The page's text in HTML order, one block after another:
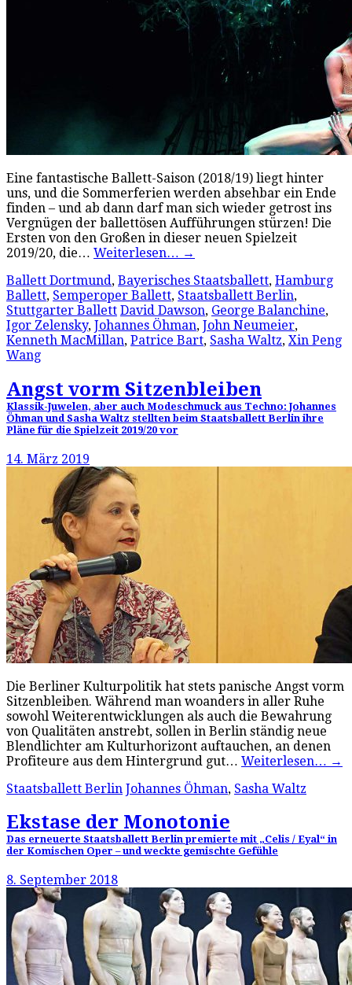
Eine fantastische Ballett-Saison (2018/19) liegt hinter
uns, und die Sommerferien werden absehbar ein Ende
finden – und ab dann darf man sich wieder getrost ins
Vergnügen der ballettösen Aufführungen stürzen! Die
Ersten von den Großen in dieser neuen Spielzeit
2019/20, die… Weiterlesen… →
Ballett Dortmund, Bayerisches Staatsballett, Hamburg
Ballett, Semperoper Ballett, Staatsballett Berlin,
Stuttgarter Ballett David Dawson, George Balanchine,
Igor Zelensky, Johannes Öhman, John Neumeier,
Kenneth MacMillan, Patrice Bart, Sasha Waltz, Xin Peng
Wang
Angst vorm Sitzenbleiben
Klassik-Juwelen, aber auch Modeschmuck aus Techno: Johannes
Öhman und Sasha Waltz stellten beim Staatsballett Berlin ihre
Pläne für die Spielzeit 2019/20 vor
14. März 2019
Die Berliner Kulturpolitik hat stets panische Angst vorm
Sitzenbleiben. Während man woanders in aller Ruhe
sowohl Weiterentwicklungen als auch die Bewahrung
von Qualitäten anstrebt, sollen in Berlin ständig neue
Blendlichter am Kulturhorizont auftauchen, an denen
Profiteure aus dem Hintergrund gut… Weiterlesen… →
Staatsballett Berlin Johannes Öhman, Sasha Waltz
Ekstase der Monotonie
Das erneuerte Staatsballett Berlin premierte mit „Celis / Eyal“ in
der Komischen Oper – und weckte gemischte Gefühle
8. September 2018